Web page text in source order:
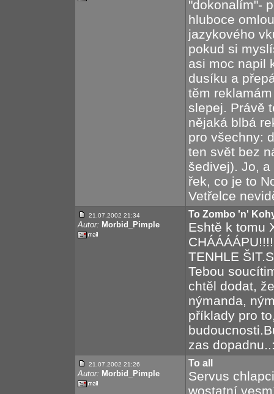
"dokonalím"-
hluboce
jazykového
pokud si
asi moc napil
dusíku a
těm
slepej. Právě
nějaká blbá
pro všechny:
ten svět bez
šedivej). Jo,
řek, co je to
Vetřelce
21.07.2002 21:34
Autor: Morbid_Pimple
To Zombo 'n'
Eshtě k tomu
TENHLE
Tebou
chtěl dodat,
nýmanda,
příklady pro
zas
21.07.2002 21:26
Autor: Morbid_Pimple
To all
Servus
wostatní